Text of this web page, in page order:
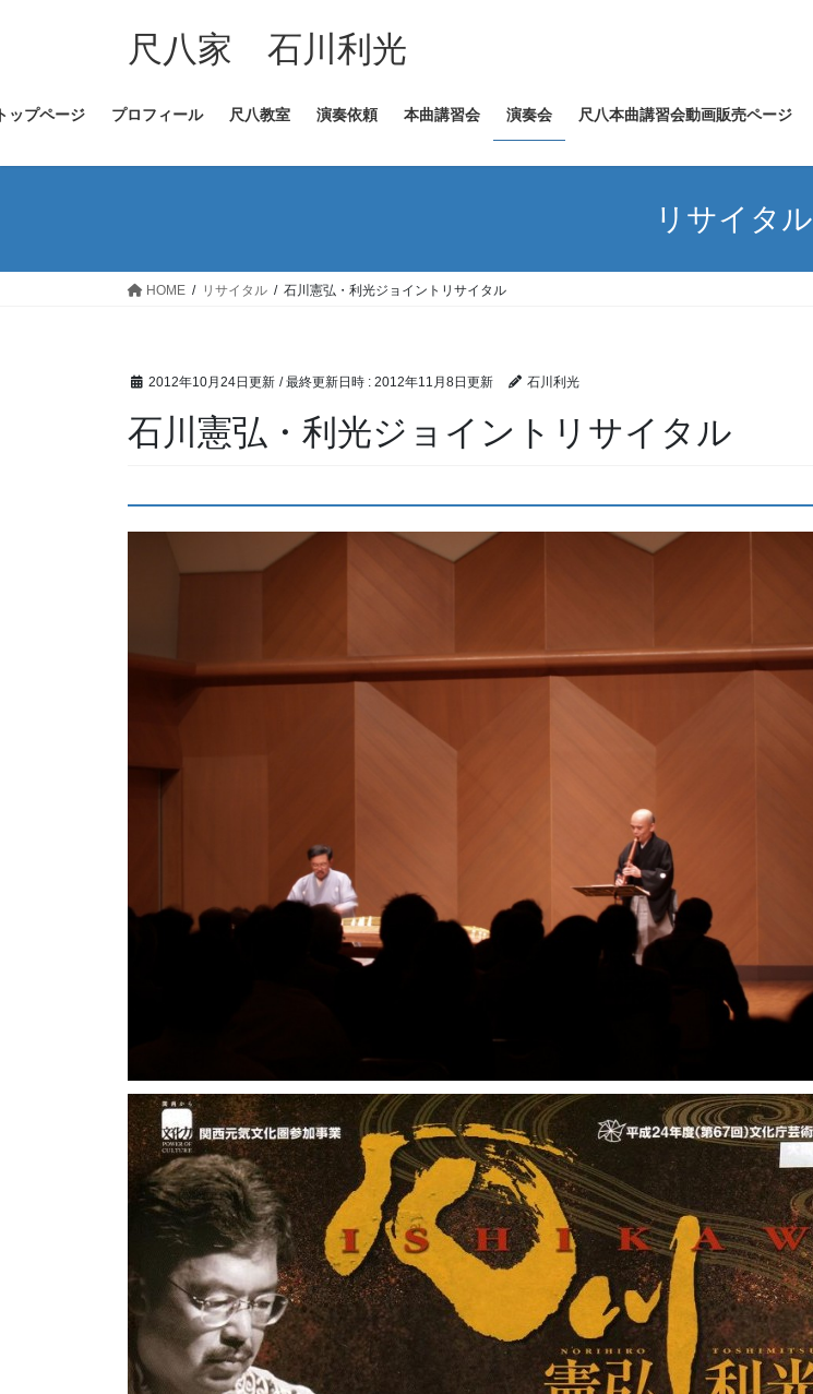
ツ
ス
シ
ン
尺八家 石川利光
ップページ プロフィール 尺八教室 演奏依頼 本曲講習会 演奏会 尺八本曲講習会動画販売ページ
リサイタル
HOME リサイタル 石川憲弘・利光ジョイントリサイタル
2012年10月24日更新 / 最終更新日時 : 2012年11月8日更新 石川利光
石川憲弘・利光ジョイントリサイタル